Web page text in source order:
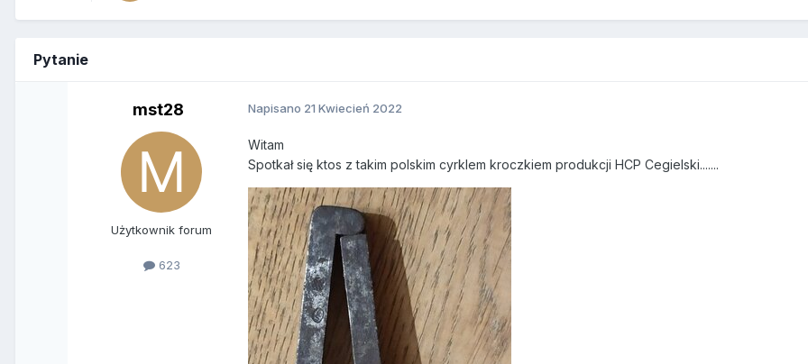
Pytanie
mst28
Użytkownik forum
623
Napisano 21 Kwiecień 2022
Witam
Spotkał się ktos z takim polskim cyrklem kroczkiem produkcji HCP Cegielski.......